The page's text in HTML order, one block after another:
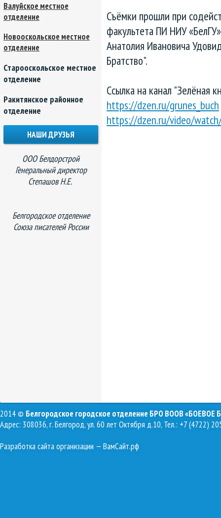
Съёмки прошли при
факультета ПИ НИУ
Анатолия Ивановича
Братство".
Ссылка на канал "Зелёная
https://dzen.ru/grunes_buch
https://dzen.ru/video/
Валуйское местное
отделение
Новооскольское местное
отделение
Старооскольское местное
отделение
Ракитянское районное
отделение
НАШИ ДРУЗЬЯ
ООО Белдорстрой
Генеральный директор
Степашов Н.Е.
Белгородское отделение
Союза писателей России
2014 © Белгородское городское отделение БРО ВООВ «БОЕВОЕ
Адрес: 308036, г. Белгород, ул. 60 лет Октября д.10, Тел.: +7 (4722)
Разработка сайта организации — ВамСайт.рф